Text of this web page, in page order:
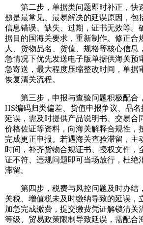
第二步，单据类问题即时补正，快
题是最常见、最易解决的延误原因，包
信息错误、缺失、过期，证书无效等。
据目的国海关要求，重新制作、修正合
人、货物品名、货值、规格等核心信息
急情况下优先发送电子版单据供海关预
急寄送，最大程度压缩整改时间，单据
恢复清关流程。
第三步，申报与查验问题积极配合
HS编码归类偏差、货值申报争议、品
延误，需及时提供产品说明书、交易合
价格佐证等资料，向海关解释合规性，
完成更正申报。若遇海关查验滞留，主
时间，补齐货物合规证书、授权文件，
证不符、违规问题即可当场放行，杜绝
滞留。
第四步，税费与风控问题及时办结
关税、增值税未及时缴纳导致的延误，
加急完成缴费，提交缴费凭证解锁清关
等级、贸易政策限制导致延误，需配合